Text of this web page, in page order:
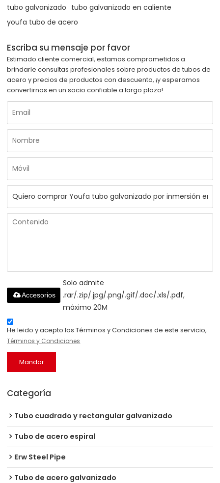
tubo galvanizado tubo galvanizado en caliente
youfa tubo de acero
Escriba su mensaje por favor
Estimado cliente comercial, estamos comprometidos a
brindarle consultas profesionales sobre productos de tubos de
acero y precios de productos con descuento, ¡y esperamos
convertirnos en un socio confiable a largo plazo!
Solo admite
.rar/.zip/.jpg/.png/.gif/.doc/.xls/.pdf,
máximo 20M
Accesorios
He leido y acepto los Términos y Condiciones de este servicio,
Términos y Condiciones
Mandar
Categoría
Tubo cuadrado y rectangular galvanizado
Tubo de acero espiral
Erw Steel Pipe
Tubo de acero galvanizado